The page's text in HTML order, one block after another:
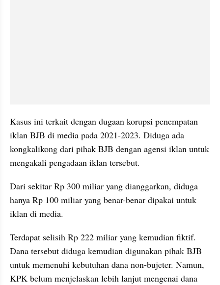
Kasus ini terkait dengan dugaan korupsi penempatan
iklan BJB di media pada 2021-2023. Diduga ada
kongkalikong dari pihak BJB dengan agensi iklan untuk
mengakali pengadaan iklan tersebut.
Dari sekitar Rp 300 miliar yang dianggarkan, diduga
hanya Rp 100 miliar yang benar-benar dipakai untuk
iklan di media.
Terdapat selisih Rp 222 miliar yang kemudian fiktif.
Dana tersebut diduga kemudian digunakan pihak BJB
untuk memenuhi kebutuhan dana non-bujeter. Namun,
KPK belum menjelaskan lebih lanjut mengenai dana